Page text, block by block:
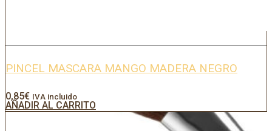
PINCEL MASCARA MANGO MADERA NEGRO
0,85€ IVA incluido
AÑADIR AL CARRITO